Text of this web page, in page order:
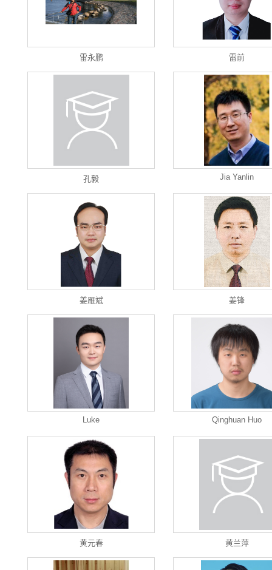
雷永鹏 雷前
孔毅 Jia Yanlin
姜雁斌 姜锋
Luke Qinghuan Huo
黄元春 黄兰萍